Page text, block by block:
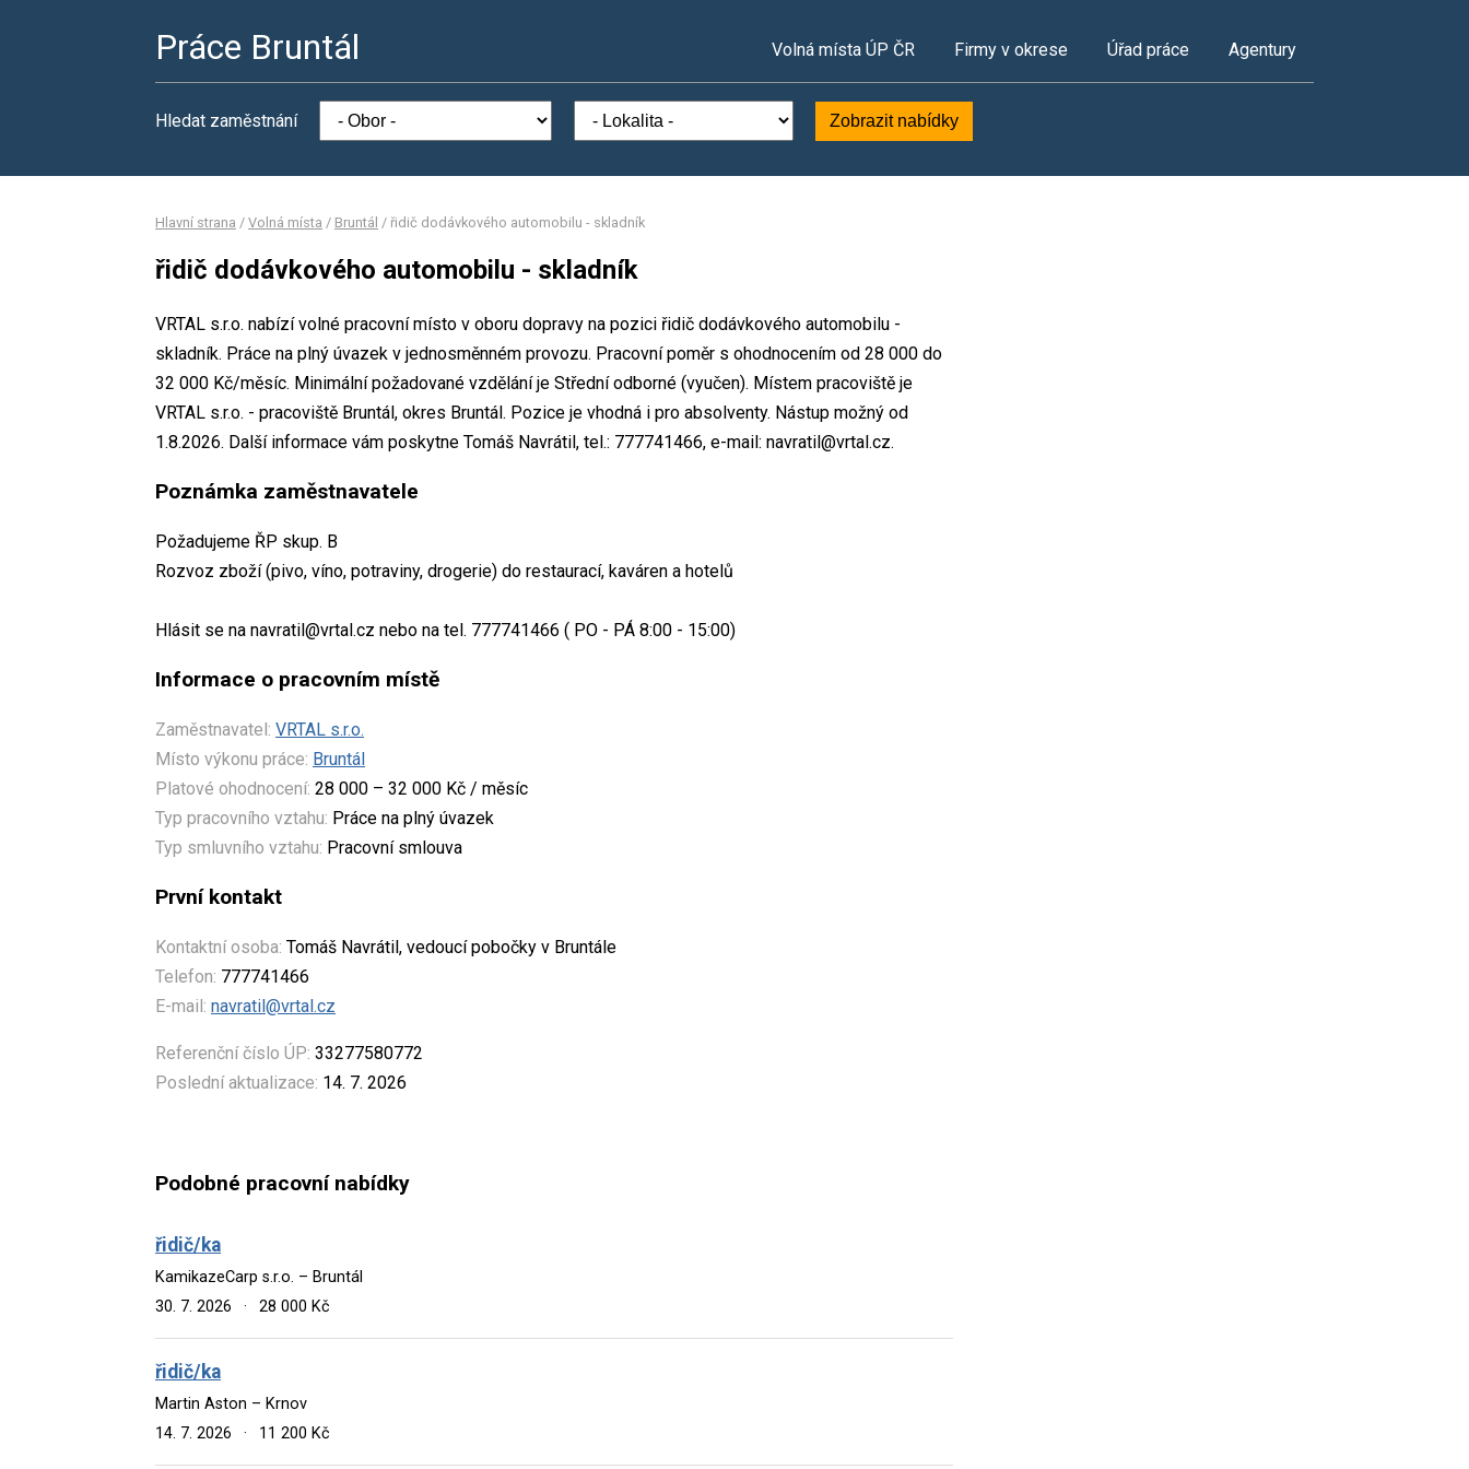
Práce Bruntál Volná místa ÚP ČR Firmy v okrese Úřad práce Agentury
Hledat zaměstnání Zobrazit nabídky
Hlavní strana / Volná místa / Bruntál / řidič dodávkového automobilu - skladník
řidič dodávkového automobilu - skladník
VRTAL s.r.o. nabízí volné pracovní místo v oboru dopravy na pozici řidič dodávkového automobilu -
skladník. Práce na plný úvazek v jednosměnném provozu. Pracovní poměr s ohodnocením od 28 000 do
32 000 Kč/měsíc. Minimální požadované vzdělání je Střední odborné (vyučen). Místem pracoviště je
VRTAL s.r.o. - pracoviště Bruntál, okres Bruntál. Pozice je vhodná i pro absolventy. Nástup možný od
1.8.2026. Další informace vám poskytne Tomáš Navrátil, tel.: 777741466, e-mail: navratil@vrtal.cz.
Poznámka zaměstnavatele
Požadujeme ŘP skup. B
Rozvoz zboží (pivo, víno, potraviny, drogerie) do restaurací, kaváren a hotelů
Hlásit se na navratil@vrtal.cz nebo na tel. 777741466 ( PO - PÁ 8:00 - 15:00)
Informace o pracovním místě
Zaměstnavatel: VRTAL s.r.o.
Místo výkonu práce: Bruntál
Platové ohodnocení: 28 000 – 32 000 Kč / měsíc
Typ pracovního vztahu: Práce na plný úvazek
Typ smluvního vztahu: Pracovní smlouva
První kontakt
Kontaktní osoba: Tomáš Navrátil, vedoucí pobočky v Bruntále
Telefon: 777741466
E-mail: navratil@vrtal.cz
Referenční číslo ÚP: 33277580772
Poslední aktualizace: 14. 7. 2026
Podobné pracovní nabídky
řidič/ka
KamikazeCarp s.r.o. – Bruntál
30. 7. 2026
· 28 000 Kč
řidič/ka
Martin Aston – Krnov
14. 7. 2026
· 11 200 Kč